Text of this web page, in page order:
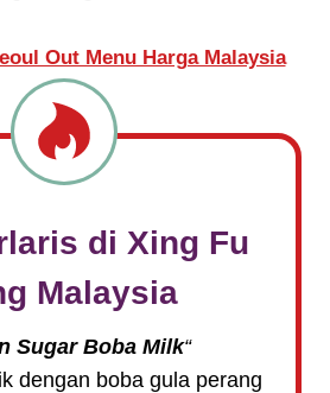
Out Menu Harga Malaysia
di Xing Fu
Malaysia
Sugar Boba Milk“
dengan boba gula perang